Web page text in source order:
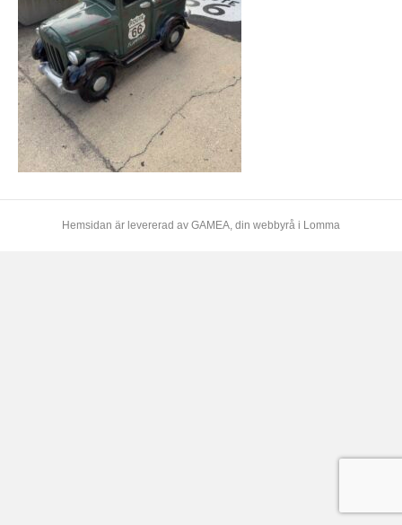
Hemsidan är levererad av GAMEA, din webbyrå i Lomma